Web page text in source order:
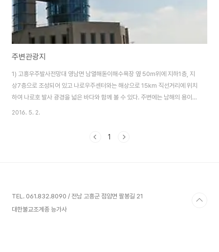
주변관광지
1) 고흥우주발사전망대 영남면 남열해돋이해수욕장 옆 50m위에 지하1층, 지
상7층으로 조성되어 있고 나로우주센터와는 해상으로 15km 직선거리에 위치
하여 나로호 발사 광경을 넓은 바다와 함께 볼 수 있다. 주변에는 남해의 용이
승천했다는 용바위 등 해안절경이 뛰어난 곳으로 많은 관광객이 찾고 있는 지
최초로 턴테이블을 설치하였고, 2층에서는 수려한 다도해 절경 조망이 가능하
2016. 5. 2.
1
TEL. 061.832.8090 / 전남 고흥군 점암면 팔봉길 21
대한불교조계종 능가사